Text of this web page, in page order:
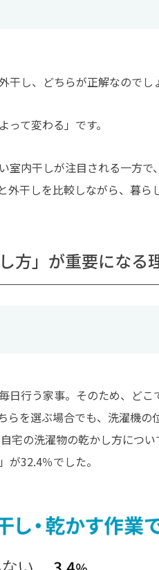
干し、どちらが正解なのでし
て変わる」です。
室内干しが注目される一方
外干しを比較しながら、暮
方」が重要になる
日行う家事。そのため、ど
らを選ぶ場合でも、洗濯機
宅の洗濯物の乾かし方につ
が32.4％でした。